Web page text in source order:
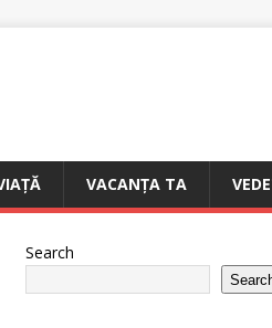
VACANȚA TA
Search